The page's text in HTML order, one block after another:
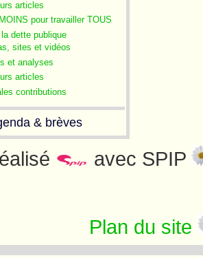
articles
pour travailler TOUS
dette publique
sites et vidéos
et analyses
articles
contributions
& brèves
avec SPIP
Plan du site